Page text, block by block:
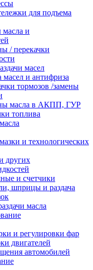
для подъема
масла и
/ перекачки
масел
масел и антифриза
тормозов /замены
масла в АКПП, ГУР
топлива
и технологических
других
и счетчики
шприцы и раздача
масла
и регулировки фар
двигателей
автомобилей